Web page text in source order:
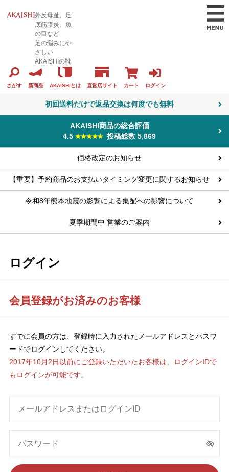
外反母趾、足
底筋膜炎、魚
の目など
足の悩みにや
さしい
AKAISHIの靴
さがす 新商品 AKAISHIとは 直営店サイト カート ログイン
初回送料だけで返品交換は何度でも無料
AKAISHI商品の総合評価
4.5
投稿総数 5,869
価格改定のお知らせ
【重要】予約商品のお支払いタイミング変更に関するお知らせ
令和8年熊本地震の影響による集配への影響について
夏季期間中 営業のご案内
ログイン
会員登録がお済みのお客様
すでに会員の方は、登録時に入力されたメールアドレスとパスワ
ードでログインしてください。
2017年10月2日以前にご登録いただいたお客様は、ログインIDで
もログインが可能です。